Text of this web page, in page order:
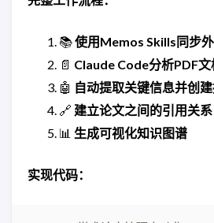
📚使用Memos Skills同步
📄 Claude Code分析PDF
🤖 自动提取关键信息并创
🔗 建立论文之间的引用关系
📊 生成可视化知识图谱
实现代码：